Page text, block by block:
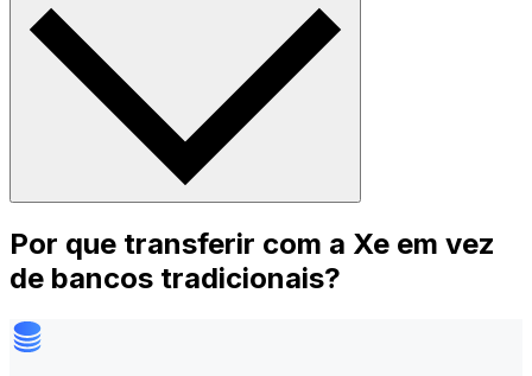
Por que transferir com a Xe em vez
de bancos tradicionais?